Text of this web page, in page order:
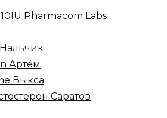
Pharmacom Labs
Нальчик
Артём
Выкса
Саратов